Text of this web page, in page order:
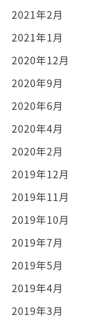
2021年2月
2021年1月
2020年12月
2020年9月
2020年6月
2020年4月
2020年2月
2019年12月
2019年11月
2019年10月
2019年7月
2019年5月
2019年4月
2019年3月